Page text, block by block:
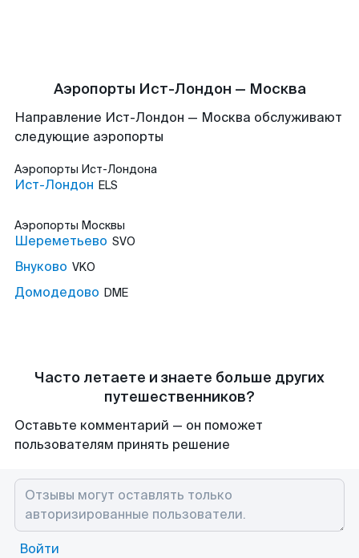
Аэропорты Ист-Лондон — Москва
Направление Ист-Лондон — Москва обслуживают
следующие аэропорты
Аэропорты Ист-Лондона
Ист-Лондон ELS
Аэропорты Москвы
Шереметьево SVO
Внуково VKO
Домодедово DME
Часто летаете и знаете больше других
путешественников?
Оставьте комментарий — он поможет
пользователям принять решение
Войти